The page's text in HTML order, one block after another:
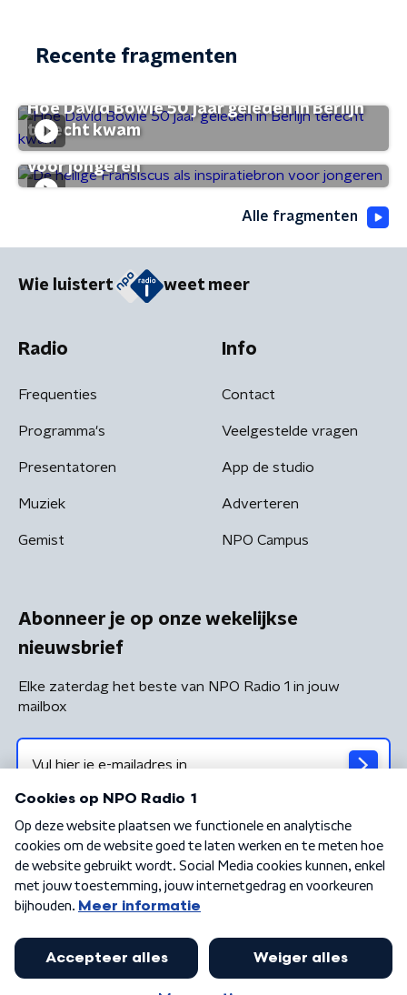
Recente fragmenten
Hoe David Bowie 50 jaar geleden in Berlijn
terecht kwam
De heilige Fransiscus als inspiratiebron
voor jongeren
Alle fragmenten
Wie luistert weet meer
Radio
Frequenties
Programma's
Presentatoren
Muziek
Gemist
Info
Contact
Veelgestelde vragen
App de studio
Adverteren
NPO Campus
Abonneer je op onze wekelijkse
nieuwsbrief
Elke zaterdag het beste van NPO Radio 1 in jouw
mailbox
Algemene voorwaarden